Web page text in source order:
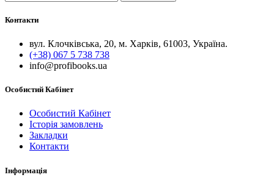
Контакти
вул. Клочківська, 20, м. Харків, 61003, Україна.
(+38) 067 5 738 738
info@profibooks.ua
Особистий Кабінет
Особистий Кабінет
Історія замовлень
Закладки
Контакти
Інформація